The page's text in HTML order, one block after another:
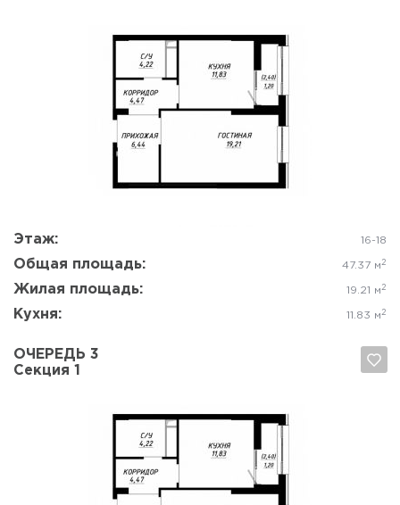
Этаж: 16-18
Общая площадь: 47.37 м 2
Жилая площадь: 19.21 м 2
Кухня: 11.83 м 2
ОЧЕРЕДЬ 3
Секция 1